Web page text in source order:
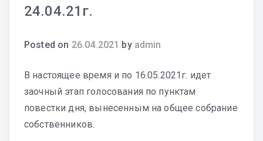
24.04.21г.
Posted on 26.04.2021 by admin
В настоящее время и по 16.05.2021г. идет
заочный этап голосования по пунктам
повестки дня, вынесенным на общее собрание
собственников.